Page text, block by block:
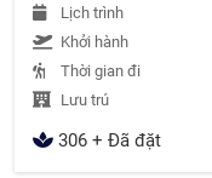
Lịch trình
Khởi hành
Thời gian đi
Lưu trú
306 + Đã đặt